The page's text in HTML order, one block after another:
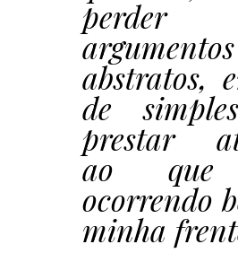
argumentos
abstratos,
de
prestar
ao que
ocorrendo
minha